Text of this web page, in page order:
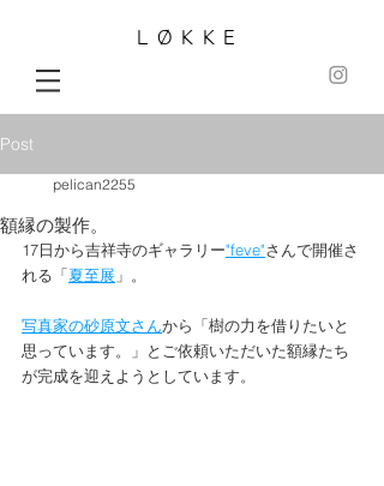
LØKKE
Post
額縁の製作。
pelican2255
17日から吉祥寺のギャラリー"feve"さんで開催さ
れる「夏至展 」。
写真家の砂原文さんから「樹の力を借りたいと
思っています。」とご依頼いただいた額縁たち
が完成を迎えようとしています。